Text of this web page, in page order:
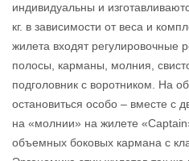
индивидуальны и
кг. в зависимости от веса и
жилета входят регулировочные
полосы, карманы, молния,
подголовник с воротником. На
остановиться особо – вместе с
на «молнии» на жилете
объемных боковых кармана с